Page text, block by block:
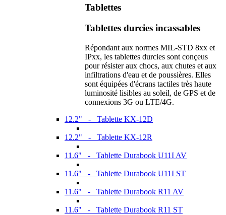
Tablettes
Tablettes durcies incassables
Répondant aux normes MIL-STD 8xx et
IPxx, les tablettes durcies sont conçeus
pour résister aux chocs, aux chutes et aux
infiltrations d'eau et de poussières. Elles
sont équipées d'écrans tactiles très haute
luminosité lisibles au soleil, de GPS et de
connexions 3G ou LTE/4G.
12.2" - Tablette KX-12D
12.2" - Tablette KX-12R
11.6" - Tablette Durabook U11I AV
11.6" - Tablette Durabook U11I ST
11.6" - Tablette Durabook R11 AV
11.6" - Tablette Durabook R11 ST